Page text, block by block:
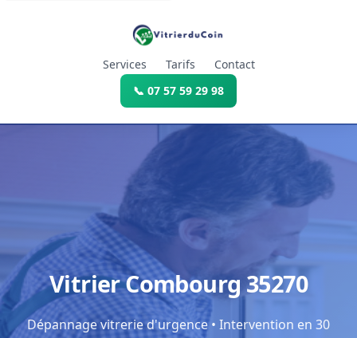
Services Tarifs
Contact
📞 07 57 59 29 98
Vitrier Combourg 35270
Dépannage vitrerie d'urgence • Intervention en 30